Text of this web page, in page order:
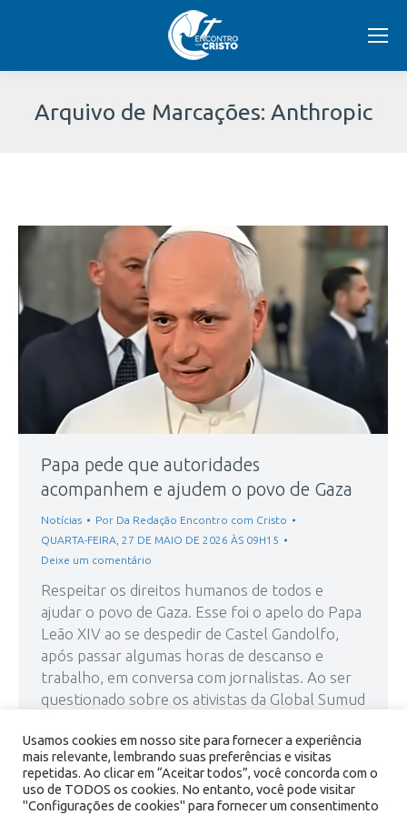
Arquivo de Marcações: Anthropic
Papa pede que autoridades
acompanhem e ajudem o povo de Gaza
Notícias Por Da Redação Encontro com Cristo
QUARTA-FEIRA, 27 DE MAIO DE 2026 ÀS 09H15
Deixe um comentário
Respeitar os direitos humanos de todos e
ajudar o povo de Gaza. Esse foi o apelo do Papa
Leão XIV ao se despedir de Castel Gandolfo,
após passar algumas horas de descanso e
trabalho, em conversa com jornalistas. Ao ser
questionado sobre os ativistas da Global Sumud
enquanto tentavam levar…
Usamos cookies em nosso site para fornecer a experiência
mais relevante, lembrando suas preferências e visitas
repetidas. Ao clicar em “Aceitar todos”, você concorda com o
uso de TODOS os cookies. No entanto, você pode visitar
"Configurações de cookies" para fornecer um consentimento